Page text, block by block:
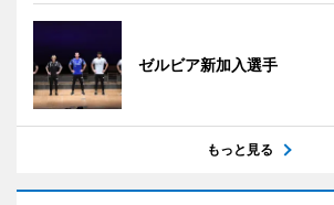
ゼルビア新加入選手
もっと見る